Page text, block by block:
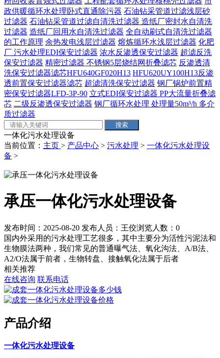
政供暖循环水处理卧式直通除污器 石油钻采管道过滤浅层砂
过滤器 石油钻采管道过滤自清洗过滤器 造纸厂密封水自清洗
过滤器 造纸厂回用水自清洗过滤器 全自动刷式自清洗过滤器
的工作原理 余热发电浅层过滤器 熔炼循环水浅层过滤器 化肥
厂 污水处理EDI保安过滤器 浓水反渗透保安过滤器 超滤反洗
保安过滤器 精密过滤器 不锈钢5层烧结网折叠滤芯 反渗透清
洗保安过滤器滤芯HFU640GF020H13 HFU620UY100H13反渗
透前置保安过滤器滤芯 超滤清洗保安过滤器 钢厂锅炉前置精
密保安过滤器LFD-3P-90 立式EDI保安过滤器 PP大流量折叠滤
芯 二级反渗透保安过滤器 钢厂循环水处理 处理量50m³/h 多介
质过滤器
一体化污水处理设备
当前位置： 主页 > 产品中心 > 污水处理 > 一体化污水处理设
备 >
承压一体化污水处理设备
发布时间：2025-08-20 发布人员：王佼浏览人数： 0
国内外采用的污水处理工艺很多，其中主要分为活性污泥法和
生物膜法两种，我们常见的普通曝气法、氧化沟法、A/B法、
A2/O法属于前者，生物转盘、接触氧化法属于后者
相关推荐
在线咨询 联系电话
产品介绍
一体化污水处理设备